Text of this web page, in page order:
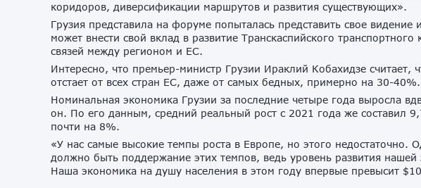
коридоров, диверсификации маршрутов и развития существующих».
Грузия представила на форуме попыталась представить свое
может внести свой вклад в развитие Транскаспийского
связей между регионом и ЕС.
Интересно, что премьер-министр Грузии Ираклий Кобахидзе считает,
отстает от всех стран ЕС, даже от самых бедных, примерно на 30-40%.
Номинальная экономика Грузии за последние четыре года выросла
он. По его данным, средний реальный рост с 2021 года же составил
почти на 8%.
«У нас самые высокие темпы роста в Европе, но этого недостаточно.
должно быть поддержание этих темпов, ведь уровень развития
Наша экономика на душу населения в этом году впервые превысит